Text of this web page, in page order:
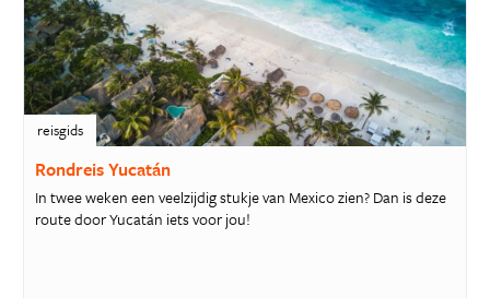
reisgids
Rondreis Yucatán
In twee weken een veelzijdig stukje van Mexico zien? Dan is deze
route door Yucatán iets voor jou!